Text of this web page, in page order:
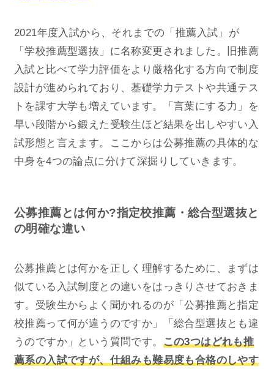
2021年度入試から、それまでの「推薦入試」が
「学校推薦型選抜」に名称変更されました。旧推薦
入試と比べて学力評価をより厳格化する方向で制度
設計が進められており、基礎学力テストや共通テス
トを課す大学も増えています。「言葉にする力」を
早い段階から鍛えた受験生ほど結果を出しやすい入
試形態と言えます。ここからは公募推薦の具体的な
中身を4つの論点に分けて深掘りしていきます。
公募推薦とは何か?指定校推薦・総合型選抜と
の明確な違い
公募推薦とは何かを正しく理解するために、まずは
似ている入試制度との違いをはっきりさせておきま
す。受験生からよく聞かれるのが「公募推薦と指定
校推薦って何が違うのですか」「総合型選抜とも違
うのですか」という質問です。 この3つはどれも推
薦系の入試ですが、仕組みも難易度も合格のしやす